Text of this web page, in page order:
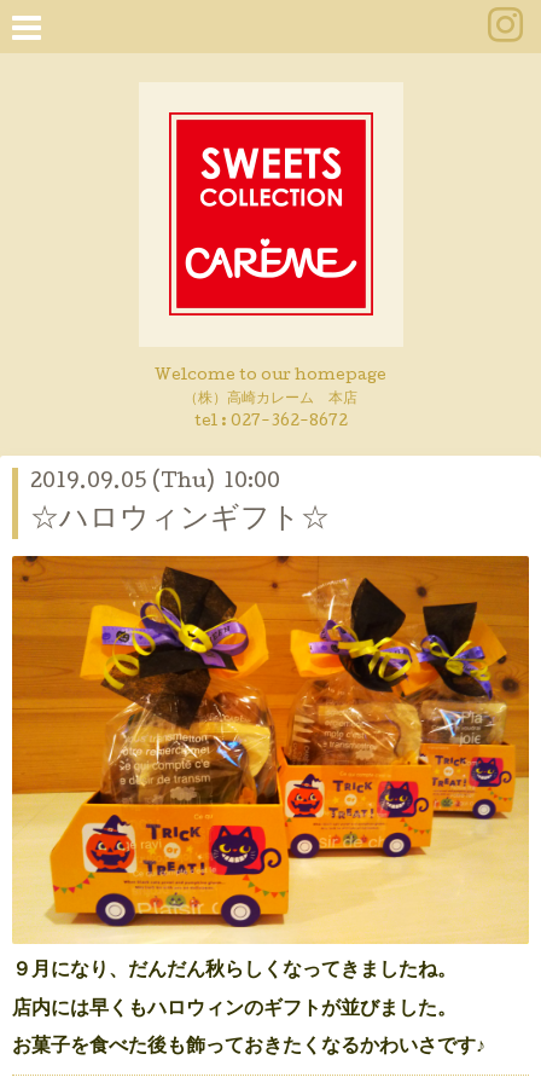
Welcome to our homepage
（株）高崎カレーム 本店
tel : 027-362-8672
2019.09.05 (Thu) 10:00
☆ハロウィンギフト☆
９月になり、だんだん秋らしくなってきましたね。
店内には早くもハロウィンのギフトが並びました。
お菓子を食べた後も飾っておきたくなるかわいさです♪